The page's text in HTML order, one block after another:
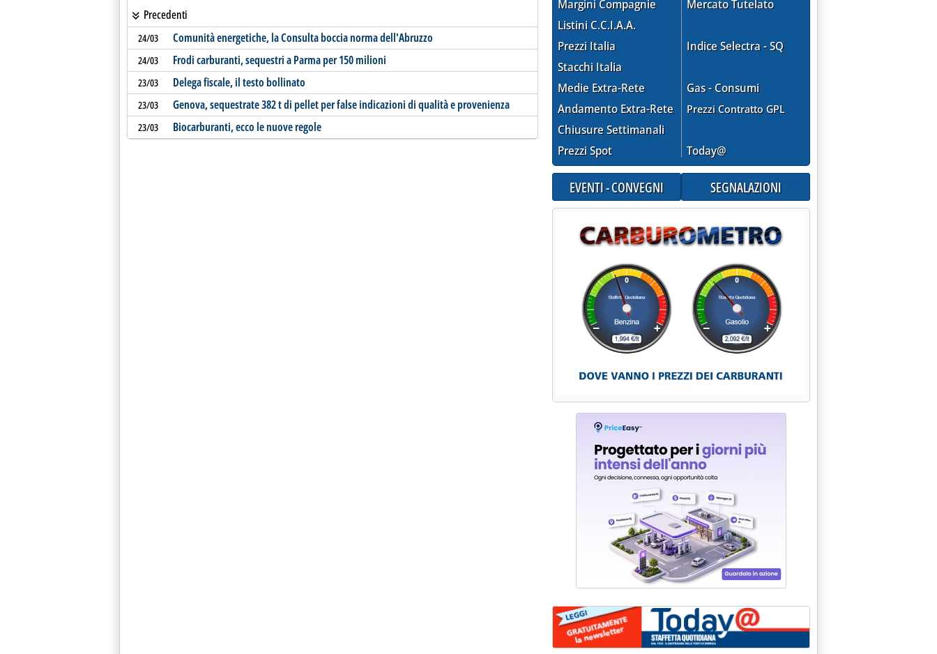
Precedenti
24/03 Comunità energetiche, la Consulta boccia norma dell'Abruzzo
24/03 Frodi carburanti, sequestri a Parma per 150 milioni
23/03 Delega fiscale, il testo bollinato
23/03 Genova, sequestrate 382 t di pellet per false indicazioni di qualità e provenienza
23/03 Biocarburanti, ecco le nuove regole
Margini Compagnie
Listini C.C.I.A.A.
Prezzi Italia
Stacchi Italia
Medie Extra-Rete
Andamento Extra-Rete
Chiusure Settimanali
Prezzi Spot
Mercato Tutelato
Indice Selectra - SQ
Gas - Consumi
Prezzi Contratto GPL
Today@
EVENTI - CONVEGNI SEGNALAZIONI